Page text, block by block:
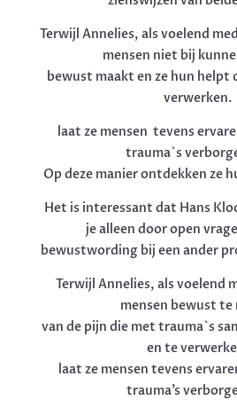
Terwijl Annelies, als voelend
mensen niet bij
bewust maakt en ze hun helpt
verwerken.
laat ze mensen tevens
trauma`s
Op deze manier ontdekken ze
Het is interessant dat Hans
je alleen door open
bewustwording bij een ander
Terwijl Annelies, als voelend
mensen bewust te
van de pijn die met trauma`s
en te
laat ze mensen tevens
trauma’s